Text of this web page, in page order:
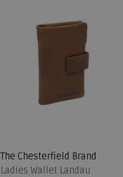
The Chesterfield Brand
Ladies Wallet Landau